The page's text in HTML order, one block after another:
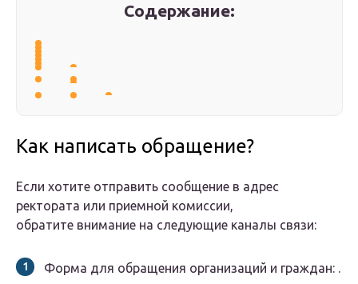
Содержание:
Как написать обращение?
Если хотите отправить сообщение в адрес
ректората или приемной комиссии,
обратите внимание на следующие каналы связи:
Форма для обращения организаций и граждан: .